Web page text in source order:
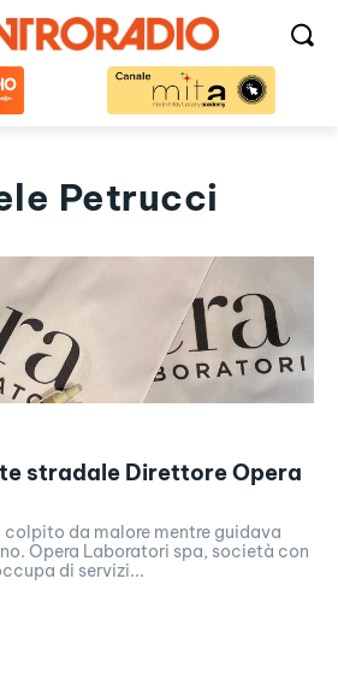
Petrucci
stradale Direttore Opera
colpito da malore mentre guidava
Opera Laboratori spa, società con
di servizi...